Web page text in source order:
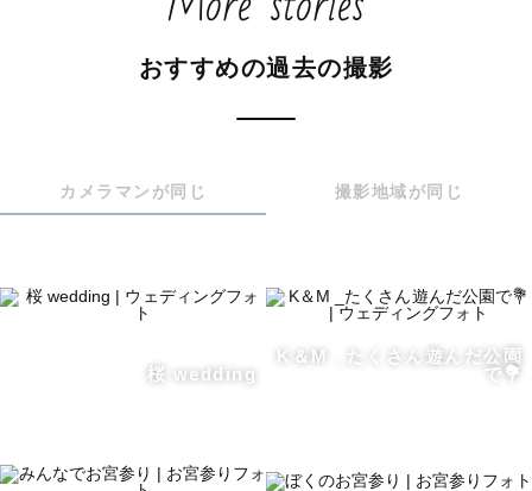
※撮影前にオンライン（zoomやLINEテレビ電話など）で
【わたしについて】
茨城県生まれ、宇都宮市在住の北関東民
自然と旅行と食べることが好き。
お子さまからご高齢の方まで楽しくコミュニケーションを
たりしながら撮影をしています
おすすめの過去の撮影
カメラマンが同じ 撮影地域が同じ
桜 wedding
K＆M _たくさん遊んだ公園
で💐